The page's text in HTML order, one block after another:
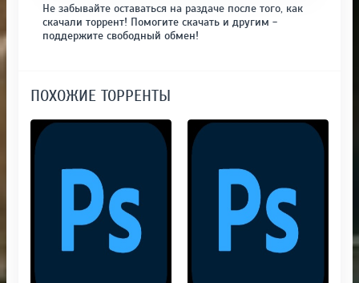
Не забывайте оставаться на раздаче после того, как
скачали торрент! Помогите скачать и другим -
поддержите свободный обмен!
ПОХОЖИЕ ТОРРЕНТЫ